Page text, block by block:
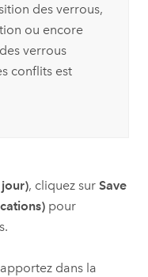
des verrous,
ou encore
verrous
conflits est
, cliquez sur Save
pour
dans la